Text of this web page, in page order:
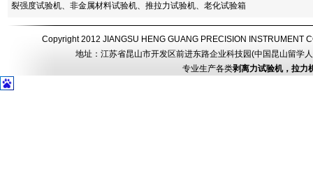
裂强度试验机、非金属材料试验机、推拉力试验机、老化试验箱
Copyright 2012 JIANGSU HENG GUANG PRECISION INSTRUMENT
地址：江苏省昆山市开发区前进东路企业科技园(中国昆山留
专业生产各类剥离力试验机，拉力